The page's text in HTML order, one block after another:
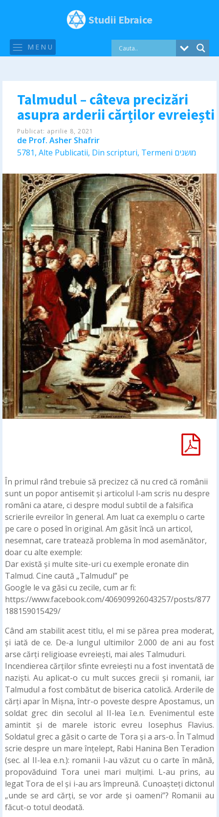
Studii Ebraice
MENU
Talmudul – câteva precizări
asupra arderii cărților evreiești
Publicat: aprilie 8, 2021
de Prof. Asher Shafrir
5781, Alte Publicatii, Din scripturi, Termeni מושגים
În primul rând trebuie să precizez că nu cred că românii
sunt un popor antisemit și articolul l-am scris nu despre
români ca atare, ci despre modul subtil de a falsifica
scrierile evreilor în general. Am luat ca exemplu o carte
pe care o posed în original. Am găsit încă un articol,
nesemnat, care tratează problema în mod asemănător,
doar cu alte exemple:
Dar există și multe site-uri cu exemple eronate din
Talmud. Cine caută „Talmudul” pe
Google le va găsi cu zecile, cum ar fi:
https://www.facebook.com/406909926043257/posts/877
188159015429/
Când am stabilit acest titlu, el mi se părea prea moderat,
și iată de ce. De-a lungul ultimilor 2.000 de ani au fost
arse cărți religioase evreiești, mai ales Talmuduri.
Incendierea cărților sfinte evreiești nu a fost inventată de
naziști. Au aplicat-o cu mult succes grecii și romanii, iar
Talmudul a fost combătut de biserica catolică. Arderile de
cărți apar în Mișna, într-o poveste despre Apostamus, un
soldat grec din secolul al II-lea î.e.n. Evenimentul este
amintit și de marele istoric evreu Iosephus Flavius.
Soldatul grec a găsit o carte de Tora și a ars-o. În Talmud
scrie despre un mare înțelept, Rabi Hanina Ben Teradion
(sec. al II-lea e.n.): romanii l-au văzut cu o carte în mână,
propovăduind Tora unei mari mulțimi. L-au prins, au
legat Tora de el și i-au ars împreună. Cunoașteți dictonul
„unde se ard cărți, se vor arde și oameni”? Romanii au
făcut-o totul deodată.